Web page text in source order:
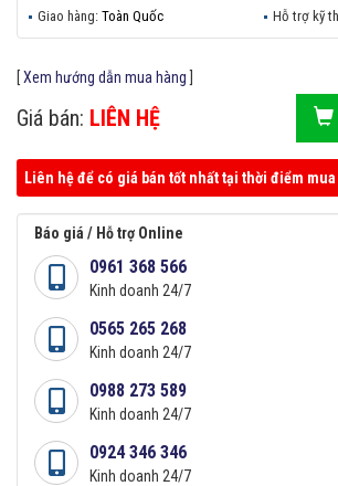
Giao hàng: Toàn Quốc Hỗ trợ kỹ
[Xem hướng dẫn mua hàng
Giá bán: LIÊN HỆ
Liên hệ để có giá bán tốt nhất tại thời điểm
Báo giá / Hỗ trợ Online
0961 368 566
Kinh doanh 24/7
0565 265 268
Kinh doanh 24/7
0988 273 589
Kinh doanh 24/7
0924 346 346
Kinh doanh 24/7